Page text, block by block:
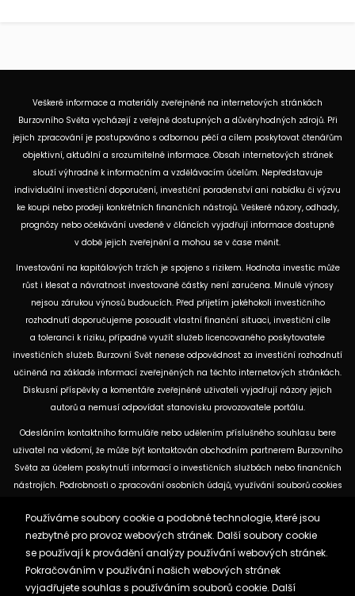
Veškeré informace a materiály zveřejněné na internetových stránkách
Burzovního Světa vycházejí z veřejně dostupných a důvěryhodných zdrojů. Při
jejich zpracování je postupováno s odbornou péčí a cílem poskytovat čtenářům
objektivní, aktuální a srozumitelné informace. Obsah internetových stránek
slouží výhradně k informačním a vzdělávacím účelům. Nepředstavuje
individuální investiční doporučení, investiční poradenství ani nabídku či výzvu
ke koupi nebo prodeji konkrétních finančních nástrojů. Veškeré názory, odhady,
prognózy nebo očekávání uvedené v článcích vyjadřují informace dostupné
v době jejich zveřejnění a mohou se v čase měnit.
Investování na kapitálových trzích je spojeno s rizikem. Hodnota investic může
růst i klesat a návratnost investované částky není zaručena. Minulé výnosy
nejsou zárukou výnosů budoucích. Před přijetím jakéhokoli investičního
rozhodnutí doporučujeme posoudit vlastní finanční situaci, investiční cíle
a toleranci k riziku, případně využít služeb licencovaného poskytovatele
investičních služeb. Burzovní Svět nenese odpovědnost za investiční rozhodnutí
učiněná na základě informací zveřejněných na těchto internetových stránkách.
Diskusní příspěvky a komentáře zveřejněné uživateli vyjadřují názory jejich
autorů a nemusí odpovídat stanovisku provozovatele portálu.
Odesláním kontaktního formuláře nebo udělením příslušného souhlasu bere
uživatel na vědomí, že může být kontaktován obchodním partnerem Burzovního
Světa za účelem poskytnutí informací o investičních službách nebo finančních
nástrojích. Podrobnosti o zpracování osobních údajů, využívání souborů cookies
dostupných na těchto internetových stránkách. U jednotlivých článků mohou
být uvedeny informace o použitých zdrojích, datu původní analýzy nebo datu,
ke kterému se vztahují uvedené tržní údaje.
Používáme soubory cookie a podobné technologie, které jsou
nezbytné pro provoz webových stránek. Další soubory cookie
se používají k provádění analýzy používání webových stránek.
Pokračováním v používání našich webových stránek
vyjadřujete souhlas s používáním souborů cookie. Další